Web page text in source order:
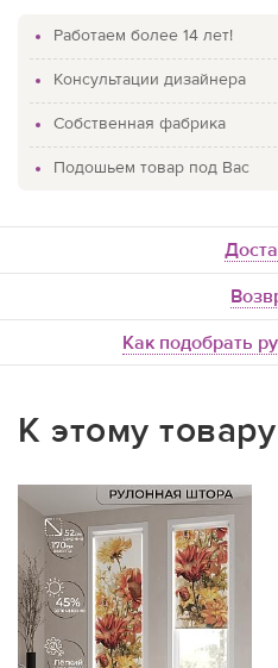
Работаем более 14 лет!
Консультации дизайнера
Собственная фабрика
Подошьем товар под Вас
Как подобрать
К этому